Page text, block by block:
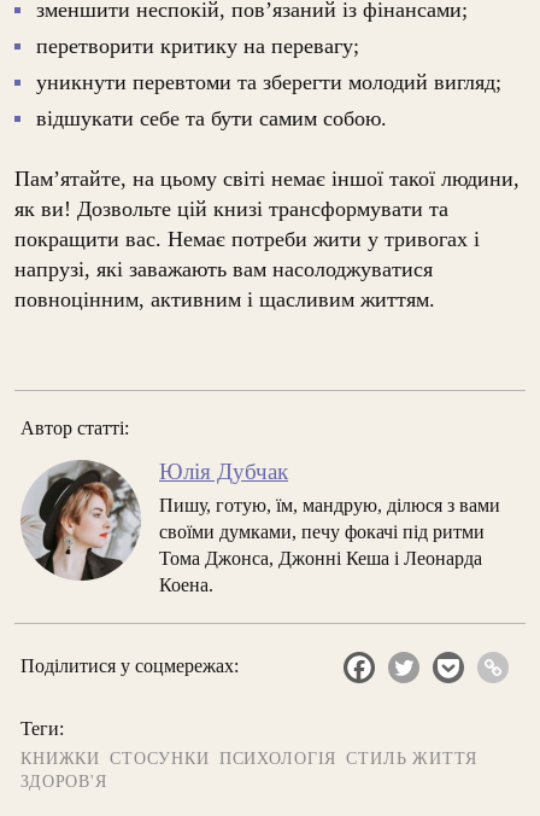
зменшити неспокій, пов’язаний із фінансами;
перетворити критику на перевагу;
уникнути перевтоми та зберегти молодий вигляд;
відшукати себе та бути самим собою.
Пам’ятайте, на цьому світі немає іншої такої людини,
як ви! Дозвольте цій книзі трансформувати та
покращити вас. Немає потреби жити у тривогах і
напрузі, які заважають вам насолоджуватися
повноцінним, активним і щасливим життям.
Автор статті:
Юлія Дубчак
Пишу, готую, їм, мандрую, ділюся з вами
своїми думками, печу фокачі під ритми
Тома Джонса, Джонні Кеша і Леонарда
Коена.
Поділитися у соцмережах:
Теги:
КНИЖКИ СТОСУНКИ ПСИХОЛОГІЯ
СТИЛЬ ЖИТТЯ
ЗДОРОВ'Я